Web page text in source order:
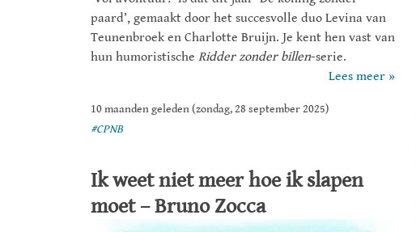
paard’, gemaakt door het succesvolle duo Levina van
Teunenbroek en Charlotte Bruijn. Je kent hen vast van
hun humoristische Ridder zonder billen-serie.
Lees meer »
10 maanden geleden (zondag, 28 september 2025)
#CPNB
Ik weet niet meer hoe ik slapen
moet – Bruno Zocca